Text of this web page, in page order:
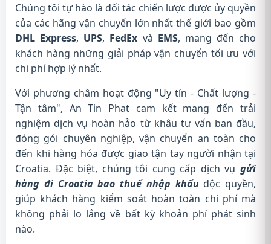
Chúng tôi tự hào là đối tác chiến lược được ủy quyền
của các hãng vận chuyển lớn nhất thế giới bao gồm
DHL Express, UPS, FedEx và EMS, mang đến cho
khách hàng những giải pháp vận chuyển tối ưu với
chi phí hợp lý nhất.
Với phương châm hoạt động "Uy tín - Chất lượng -
Tận tâm", An Tin Phat cam kết mang đến trải
nghiệm dịch vụ hoàn hảo từ khâu tư vấn ban đầu,
đóng gói chuyên nghiệp, vận chuyển an toàn cho
đến khi hàng hóa được giao tận tay người nhận tại
Croatia. Đặc biệt, chúng tôi cung cấp dịch vụ gửi
hàng đi Croatia bao thuế nhập khẩuđộc quyền,
giúp khách hàng kiểm soát hoàn toàn chi phí mà
không phải lo lắng về bất kỳ khoản phí phát sinh
nào.